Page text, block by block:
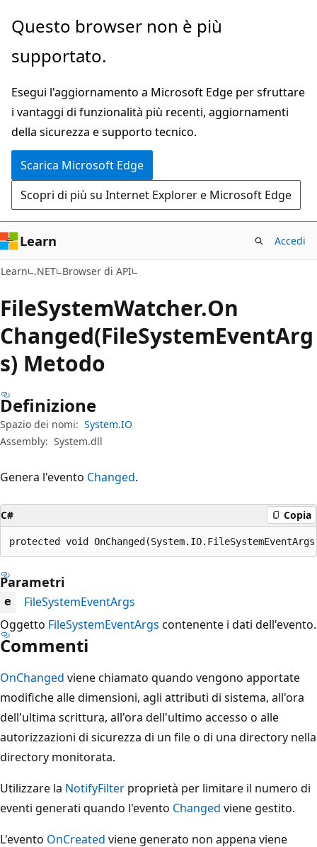
Ignora
passa
contenuto
principale
Passare
allo
spostamento
pagina
Questo browser non è più
supportato.
Esegui l'aggiornamento a Microsoft Edge per sfruttare
i vantaggi di funzionalità più recenti, aggiornamenti
della sicurezza e supporto tecnico.
Scarica Microsoft Edge
Scopri di più su Internet Explorer e Microsoft Edge
Learn Accedi
Learn .NET Browser di API
FileSystemWatcher.On
Changed(FileSystemEventArg
s) Metodo
Definizione
Spazio dei nomi: System.IO
Assembly: System.dll
Genera l'evento Changed.
C# Copia
protected void
Parametri
e
FileSystemEventArgs
Oggetto FileSystemEventArgs contenente i dati dell'evento.
Commenti
OnChanged viene chiamato quando vengono apportate
modifiche alle dimensioni, agli attributi di sistema, all'ora
dell'ultima scrittura, all'ora dell'ultimo accesso o alle
autorizzazioni di sicurezza di un file o di una directory nella
directory monitorata.
Utilizzare la NotifyFilter proprietà per limitare il numero di
eventi generati quando l'evento Changed viene gestito.
L'evento OnCreated viene generato non appena viene